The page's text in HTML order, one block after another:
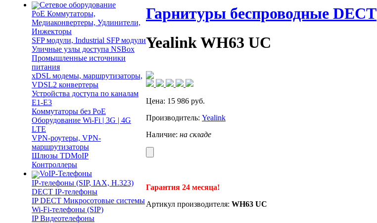
Сетевое оборудование
PoE Коммутаторы,
Медиаконвертеры, Удлинители,
Инжекторы
SFP модули, Industrial SFP модули
Уличные узлы доступа NSBox
Промышленные источники
питания
xDSL модемы, маршрутизаторы,
VDSL2 конвертеры
Устройства доступа по каналам
E1-E3
Коммутаторы без PoE
Оборудование Wi-Fi | 3G | 4G
LTE
VPN-роутеры, VPN-
маршрутизаторы
Шлюзы TDMoIP
Контроллеры
VoIP-Телефоны
IP-телефоны (SIP, IAX, H.323)
DECT IP-телефоны
IP DECT Микросотовые системы
Wi-Fi-телефоны (SIP)
IP Видеотелефоны
Гарнитуры беспроводные DECT
Yealink WH63 UC
Цена: 15 986 руб.
Производитель: Yealink
Наличие: на складе
Гарантия 24 месяца!
Артикул производителя: WH63 UC